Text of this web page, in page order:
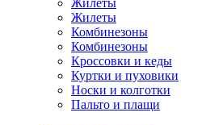
Жилеты
Комбинезоны
Комбинезоны
Кроссовки и кеды
Куртки и пуховики
Носки и колготки
Пальто и плащи